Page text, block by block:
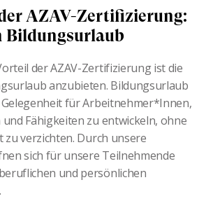
AZAV-Zertifizierung:
Bildungsurlaub
der AZAV-Zertifizierung ist die
anzubieten. Bildungsurlaub
für Arbeitnehmer*Innen,
Fähigkeiten zu entwickeln, ohne
zu verzichten. Durch unsere
sich für unsere Teilnehmende
und persönlichen